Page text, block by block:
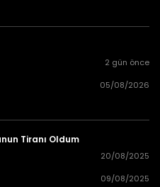
66 25/08/2024 👁 4
2 gün önce
05/08/2026
Tiranı Oldum
20/08/2025
09/08/2025